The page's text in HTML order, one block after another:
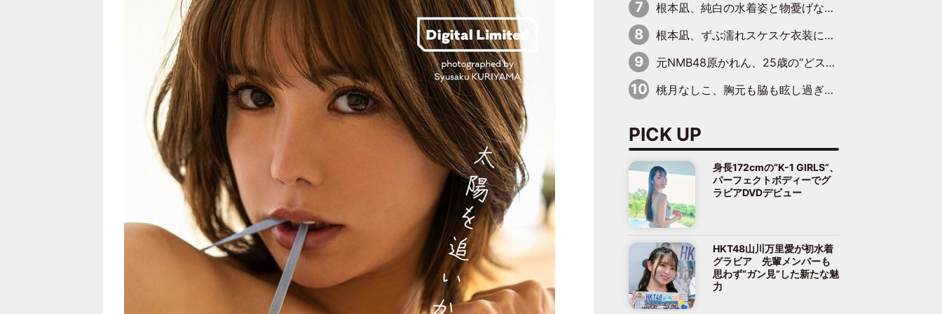
根本凪、純白の水着姿と物憂げな表情に思わずドキドキ…「ステキなお写真」「透明感がスゴい」
根本凪、ずぶ濡れスケスケ衣装にドキッ「表情が良過ぎる」「ねもちゃんの眼差しにドキドキが止まらない」
元NMB48原かれん、25歳の“どストライクボディ”をバリで解禁 169cmモデル体形で挑む初の本格グラビア
桃月なしこ、胸元も脇も眩し過ぎるランジェリー＆ビキニ姿を披露「なしこたそ最強」「セクシーでゴージャスで大きなボリューム」
PICK UP
身長172cmの“K-1 GIRLS”、
パーフェクトボディーでグ
ラビアDVDデビュー
HKT48山川万里愛が初水着
グラビア 先輩メンバーも
思わず“ガン見”した新たな魅
力